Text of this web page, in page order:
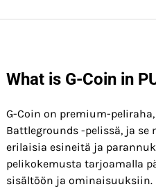
What is G-Coin in
G-Coin on premium-
Battlegrounds -pelissä, ja
erilaisia esineitä ja
pelikokemusta tarjoamalla
sisältöön ja ominaisuuksiin.